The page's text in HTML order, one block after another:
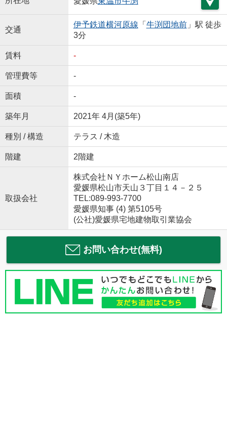
交通
伊予鉄道横河原線 「 牛渕団地前」駅 徒歩
3分
賃料 -
管理費等 -
面積 -
築年月 2021年 4月(築5年)
種別 / 構造 テラス / 木造
階建 2階建
取扱会社
株式会社ＮＹホーム松山南店
愛媛県松山市天山３丁目１４－２５
TEL:089-993-7700
愛媛県知事 (4) 第5105号
(公社)愛媛県宅地建物取引業協会
お問い合わせ(無料)